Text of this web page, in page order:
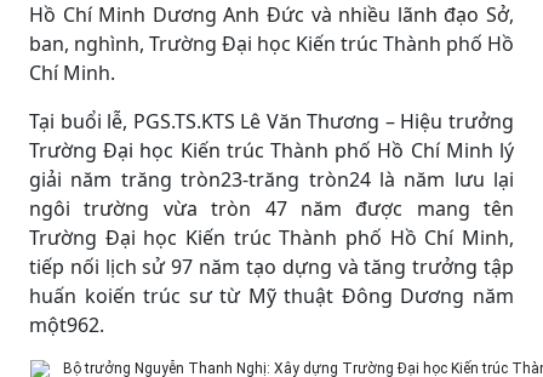
Hồ Chí Minh Dương Anh Đức và nhiều lãnh đạo Sở,
ban, nghình, Trường Đại học Kiến trúc Thành phố Hồ
Chí Minh.
Tại buổi lễ, PGS.TS.KTS Lê Văn Thương – Hiệu trưởng
Trường Đại học Kiến trúc Thành phố Hồ Chí Minh lý
giải năm trăng tròn23-trăng tròn24 là năm lưu lại
ngôi trường vừa tròn 47 năm được mang tên
Trường Đại học Kiến trúc Thành phố Hồ Chí Minh,
tiếp nối lịch sử 97 năm tạo dựng và tăng trưởng tập
huấn koiến trúc sư từ Mỹ thuật Đông Dương năm
một962.